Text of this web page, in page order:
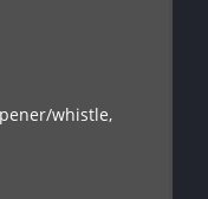
whistle,